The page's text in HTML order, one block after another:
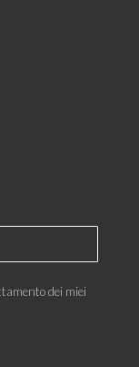
dei miei